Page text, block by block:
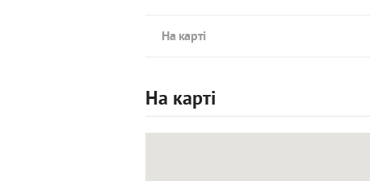
На карті
На карті